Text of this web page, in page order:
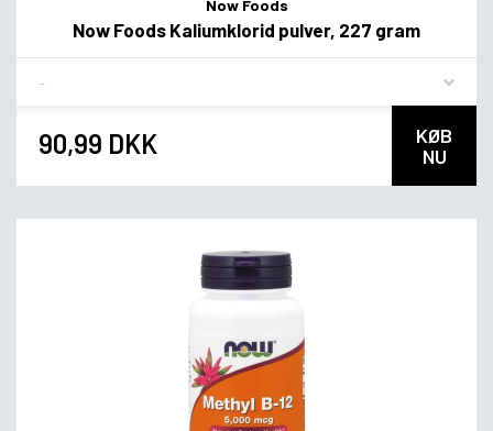
Now Foods
Now Foods Kaliumklorid pulver, 227 gram
90,99 DKK
KØB
NU